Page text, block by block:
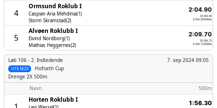
4
Ormsund Roklub I
Caspian Aria Mehdinia(1)
Storm Skramstad(2)
2:04.90
(2:04.9)
2:04.9/500m
5
Alvøen Roklubb I
Eivind Nordborg(1)
Mathias Heggernes(2)
2:09.70
(2:09.7)
2:09.7/500m
Løb 106 - 2. Indledende
Hofseth Cup
7. sep 2024 09:05
U15 M2X
Drenge 2X 500m
Navn
500m
Horten Roklubb I 1:56.30